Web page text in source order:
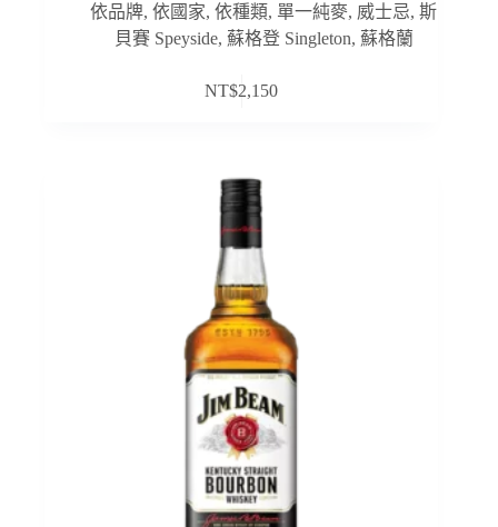
依品牌,依國家,依種類, 單一純麥, 威士忌,斯
貝賽 Speyside, 蘇格登 Singleton, 蘇格蘭
NT$2,150